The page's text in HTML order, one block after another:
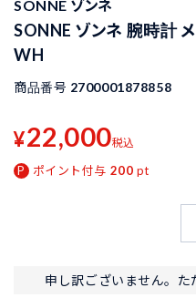
SONNE ゾンネ
SONNE ゾンネ 腕時計
WH
商品番号 2700001878858
¥22,000税込
ポイント付与 200 pt
申し訳ございません。た